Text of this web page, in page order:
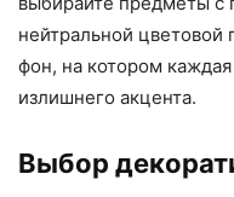
нейтральной цветовой
фон, на котором
излишнего акцента.
Выбор